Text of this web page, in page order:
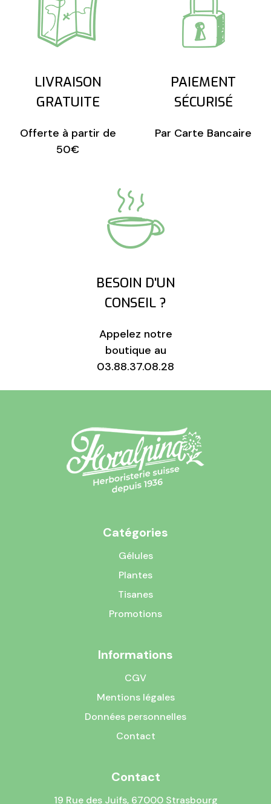
LIVRAISON
GRATUITE
Offerte à partir de
50€
PAIEMENT
SÉCURISÉ
Par Carte Bancaire
BESOIN D'UN
CONSEIL ?
Appelez notre
boutique au
03.88.37.08.28
Catégories
Gélules
Plantes
Tisanes
Promotions
Informations
CGV
Mentions légales
Données personnelles
Contact
Contact
19 Rue des Juifs, 67000 Strasbourg